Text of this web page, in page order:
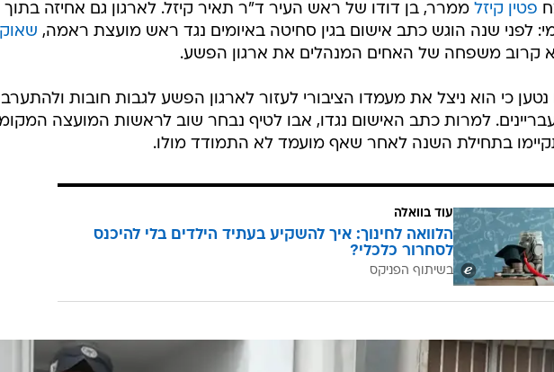
פטין קיזל ממרר, בן דודו של ראש העיר ד"ר תאיר קיזל. לארגון גם אחיזה בתוך
לפני שנה הוגש כתב אישום בגין סחיטה באיומים נגד ראש מועצת ראמה,
קרוב משפחה של האחים המנהלים את ארגון הפשע.
כי הוא ניצל את מעמדו הציבורי לעזור לארגון הפשע לגבות חובות ולהתערב
עבריינים. למרות כתב האישום נגדו, אבו לטיף נבחר שוב לראשות המועצה
בתחילת השנה לאחר שאף מועמד לא התמודד מולו.
עוד בוואלה
הלוואה לחינוך: איך להשקיע בעתיד הילדים בלי להיכנס
לסחרור כלכלי?
בשיתוף הפניקס